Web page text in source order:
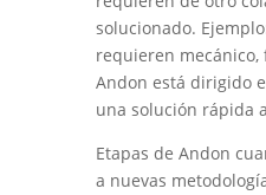
solucionado.
requieren
Andon está dirigido
una solución rápida
Etapas de Andon
a nuevas